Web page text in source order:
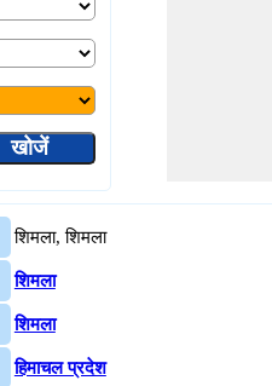
शिमला, शिमला
शिमला
शिमला
हिमाचल प्रदेश